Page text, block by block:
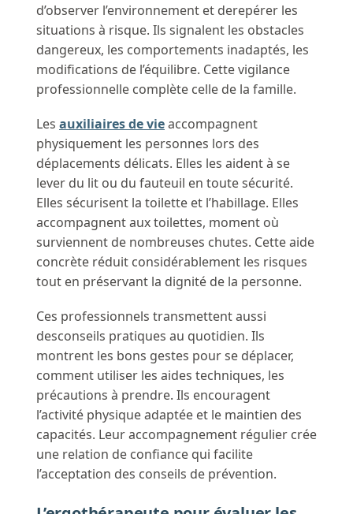
d’observer l’environnement et derepérer les
situations à risque. Ils signalent les obstacles
dangereux, les comportements inadaptés, les
modifications de l’équilibre. Cette vigilance
professionnelle complète celle de la famille.
Les auxiliaires de vieaccompagnent
physiquement les personnes lors des
déplacements délicats. Elles les aident à se
lever du lit ou du fauteuil en toute sécurité.
Elles sécurisent la toilette et l’habillage. Elles
accompagnent aux toilettes, moment où
surviennent de nombreuses chutes. Cette aide
concrète réduit considérablement les risques
tout en préservant la dignité de la personne.
Ces professionnels transmettent aussi
desconseils pratiques au quotidien. Ils
montrent les bons gestes pour se déplacer,
comment utiliser les aides techniques, les
précautions à prendre. Ils encouragent
l’activité physique adaptée et le maintien des
capacités. Leur accompagnement régulier crée
une relation de confiance qui facilite
l’acceptation des conseils de prévention.